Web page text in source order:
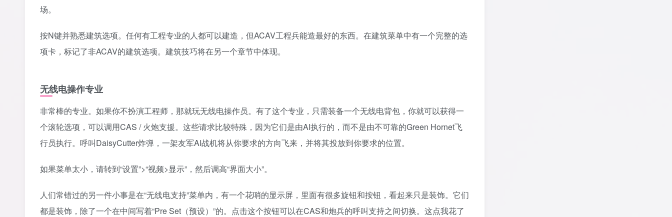
场。‎
按N键并熟悉建筑选项。任何有工程专业的人都可以建造，但ACAV工程兵能造最好的东西。在建筑菜单中有一个完整的选
项卡，标记了非ACAV的建筑选项。建筑技巧将在另一个章节中体现。
无线电操作专业‎
非常棒的专业。如果你不扮演工程师，那就玩无线电操作员。有了这个专业，只需装备一个无线电背包，你就可以获得一
个滚轮选项，可以调用CAS / 火炮支援。这些请求比较特殊，因为它们是由AI执行的，而不是由不可靠的Green Hornet飞
行员执行。呼叫DaisyCutter炸弹，一架友军AI战机将从你要求的方向飞来，并将其投放到你要求的位置。‎
‎如果菜单太小，请转到“设置”>“视频>显示”，然后调高“界面大小”。‎
‎人们常错过的另一件小事是在“无线电支持”菜单内，有一个花哨的显示屏，里面有很多旋钮和按钮，看起来只是装饰。它们
都是装饰，除了一个在中间写着“Pre Set（预设）”的。点击这个按钮可以在CAS和炮兵的呼叫支持之间切换。这点我花了